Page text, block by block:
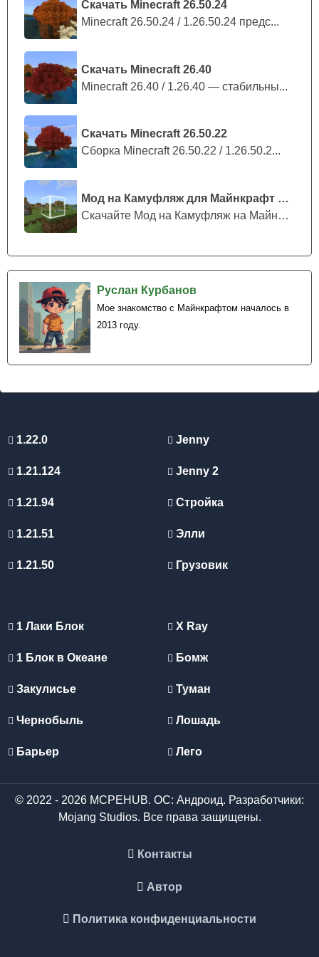
Скачать Minecraft 26.50.24
Minecraft 26.50.24 / 1.26.50.24 предс...
Скачать Minecraft 26.40
Minecraft 26.40 / 1.26.40 — стабильны...
Скачать Minecraft 26.50.22
Сборка Minecraft 26.50.22 / 1.26.50.2...
Мод на Камуфляж для Майнкрафт ПЕ
Скачайте Мод на Камуфляж на Майнкрафт...
Руслан Курбанов
Мое знакомство с Майнкрафтом началось в
2013 году.
1.22.0
1.21.124
1.21.94
1.21.51
1.21.50
Jenny
Jenny 2
Стройка
Элли
Грузовик
1 Лаки Блок
1 Блок в Океане
Закулисье
Чернобыль
Барьер
X Ray
Бомж
Туман
Лошадь
Лего
© 2022 - 2026 MCPEHUB. ОС: Андроид. Разработчики:
Mojang Studios. Все права защищены.
Контакты
Автор
Политика конфиденциальности